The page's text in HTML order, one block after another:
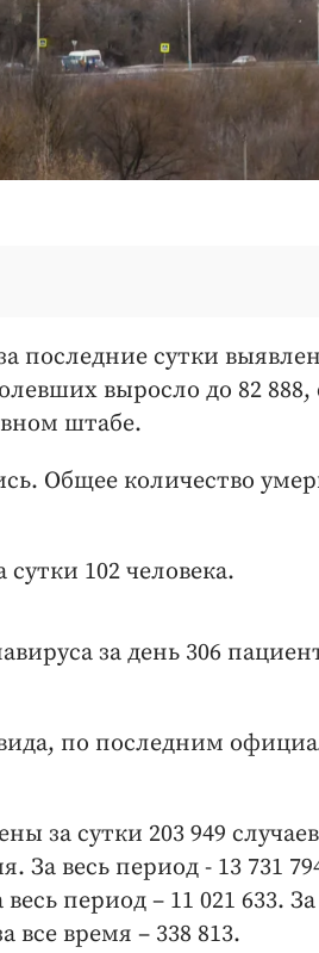
последние сутки
выросло до 82
штабе.
Общее количество
102 человека.
за день 306
по последним
за сутки 203 949
За весь период - 13 731
период – 11 021 633.
все время – 338 813.